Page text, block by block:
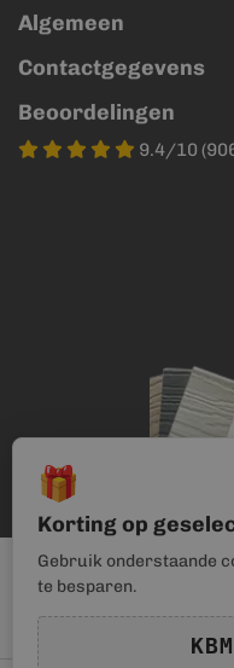
Algemeen
Contactgegevens
Beoordelingen
9.4/10
🎁
Korting op
Gebruik onderstaande
te besparen.